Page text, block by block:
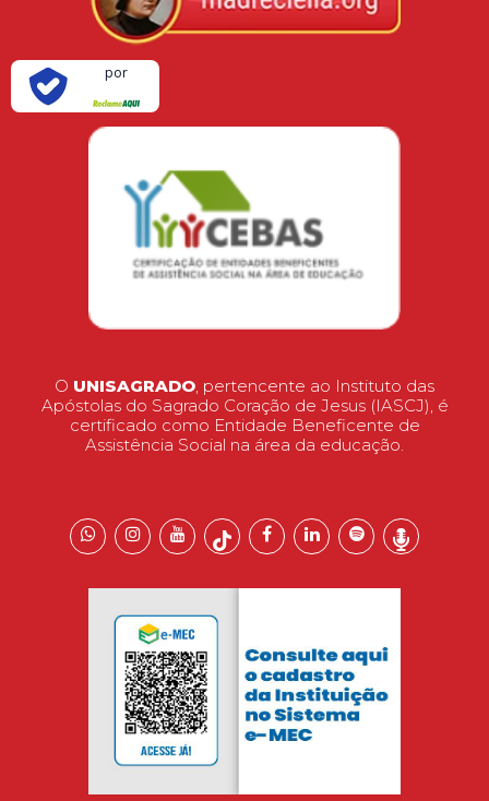
por
O UNISAGRADO, pertencente ao Instituto das
Apóstolas do Sagrado Coração de Jesus (IASCJ), é
certificado como Entidade Beneficente de
Assistência Social na área da educação.